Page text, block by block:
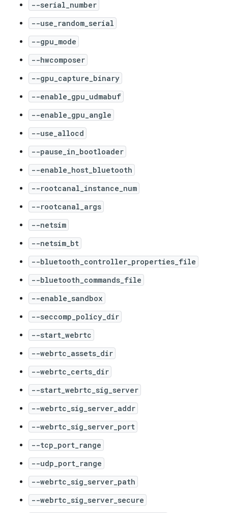
--serial_number
--use_random_serial
--gpu_mode
--hwcomposer
--gpu_capture_binary
--enable_gpu_udmabuf
--enable_gpu_angle
--use_allocd
--pause_in_bootloader
--enable_host_bluetooth
--rootcanal_instance_num
--rootcanal_args
--netsim
--netsim_bt
--bluetooth_controller_properties_file
--bluetooth_commands_file
--enable_sandbox
--seccomp_policy_dir
--start_webrtc
--webrtc_assets_dir
--webrtc_certs_dir
--start_webrtc_sig_server
--webrtc_sig_server_addr
--webrtc_sig_server_port
--tcp_port_range
--udp_port_range
--webrtc_sig_server_path
--webrtc_sig_server_secure